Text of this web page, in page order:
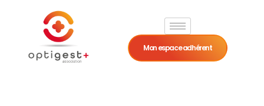
Mon espace adhérent